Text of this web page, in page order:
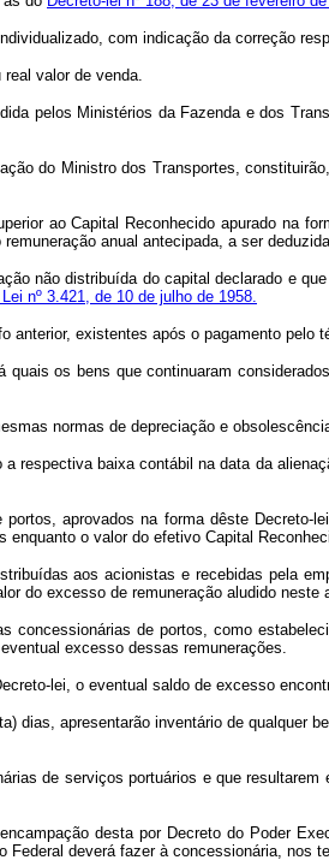
com indicação da correção
real valor de venda.
pelos Ministérios da Fazenda e dos
do Ministro dos Transportes,
ao Capital Reconhecido apurado na
anual antecipada, a ser
não distribuída do capital declarado e
nº 3.421, de 10 de julho de 1958.
anterior, existentes após o pagamento
os bens que continuaram
normas de depreciação e
respectiva baixa contábil na data da
aprovados na forma dêste
o valor do efetivo Capital
aos acionistas e recebidas pela
do excesso de remuneração aludido neste
concessionárias de portos, como
excesso dessas remunerações.
lei, o eventual saldo de excesso
dias, apresentarão inventário de
de serviços portuários e que
desta por Decreto do Poder
Federal deverá fazer à concessionária, nos